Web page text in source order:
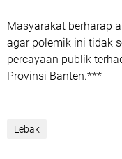
Masyarakat berharap
agar polemik ini tidak
percayaan publik
Provinsi Banten.***
Lebak